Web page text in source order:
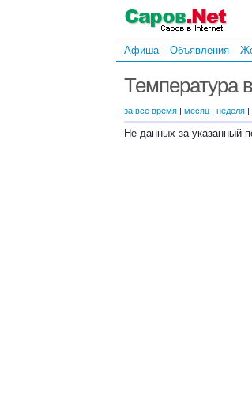
Афиша Объявления
Температура
за все время | месяц | неделя |
Не данных за указанный